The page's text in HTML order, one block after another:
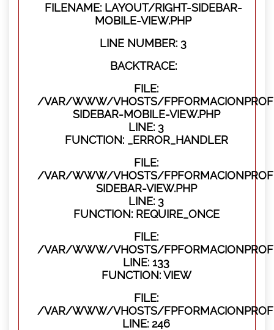
FILENAME: LAYOUT/RIGHT-SIDEBAR-
MOBILE-VIEW.PHP
LINE NUMBER: 3
BACKTRACE:
FILE:
/VAR/WWW/VHOSTS/
SIDEBAR-MOBILE-VIEW.PHP
LINE: 3
FUNCTION: _ERROR_HANDLER
FILE:
/VAR/WWW/VHOSTS/
SIDEBAR-VIEW.PHP
LINE: 3
FUNCTION: REQUIRE_ONCE
FILE:
/VAR/WWW/VHOSTS/
LINE: 133
FUNCTION: VIEW
FILE:
/VAR/WWW/VHOSTS/
LINE: 246